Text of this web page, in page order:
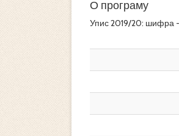
О програму
Упис 2019/20: шифра -